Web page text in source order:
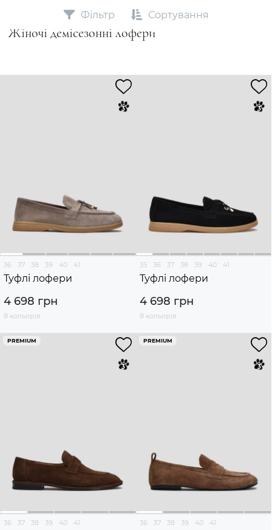
Жіночі демісезонні лофери
Фільтр Сортування
36 37 38 39 40 41
Туфлі лофери
4 698 грн
8 кольорів
35 36 37 38 39 40 41
Туфлі лофери
4 698 грн
8 кольорів
PREMIUM
36 37 38 39 40 41
PREMIUM
36 37 38 39 40 41